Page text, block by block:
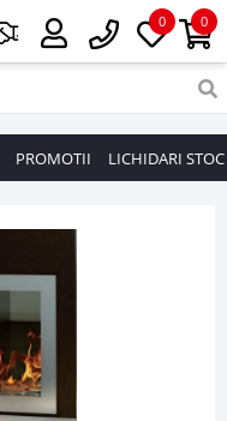
0
0
PROMOTII LICHIDARI STOC